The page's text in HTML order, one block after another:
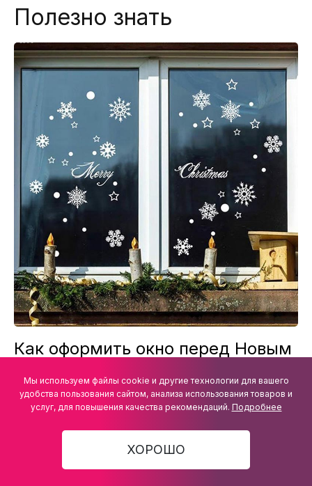
Полезно знать
Как оформить окно перед Новым
Мы используем файлы cookie и другие технологии для вашего
удобства пользования сайтом, анализа использования товаров и
услуг, для повышения качества рекомендаций. Подробнее
ХОРОШО